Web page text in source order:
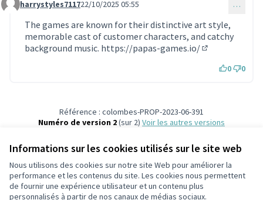
Informations sur les cookies utilisés sur le site web
Nous utilisons des cookies sur notre site Web pour améliorer la
performance et les contenus du site. Les cookies nous permettent
de fournir une expérience utilisateur et un contenu plus
personnalisés à partir de nos canaux de médias sociaux.
Commentaire 1935
harrystyles711722/10/2025 05:55 …
The games are known for their distinctive art style,
memorable cast of customer characters, and catchy
background music. https://papas-games.io/
0 0
Référence : colombes-PROP-2023-06-391
Numéro de version 2(sur 2)
voir les autres versions
Conditions d'utilisation
Paramètres des cookies
participons.colombes.fr sur Facebook